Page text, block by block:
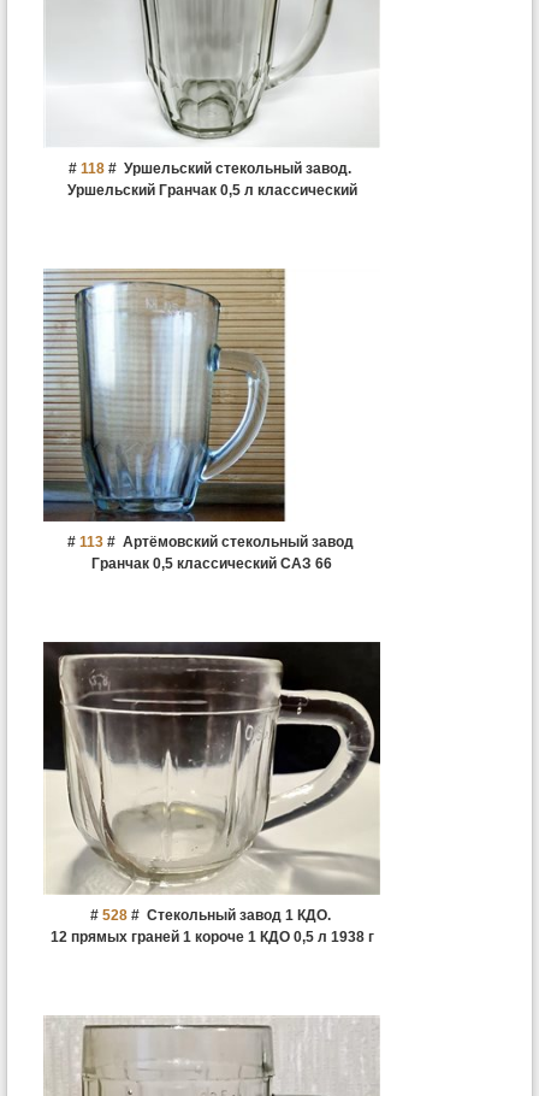
# 118 # Уршельский стекольный завод.
Уршельский Гранчак 0,5 л классический
# 113# Артёмовский стекольный завод
Гранчак 0,5 классический САЗ 66
# 528# Стекольный завод 1 КДО.
12 прямых граней 1 короче 1 КДО 0,5 л 1938 г